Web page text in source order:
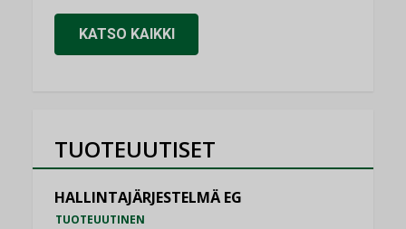
KATSO KAIKKI
TUOTEUUTISET
HALLINTAJÄRJESTELMÄ EG
TUOTEUUTINEN